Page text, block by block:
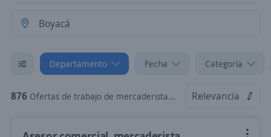
Departamento Fecha Categoría
876 Ofertas de trabajo de mercaderistas en Boyacá Relevancia